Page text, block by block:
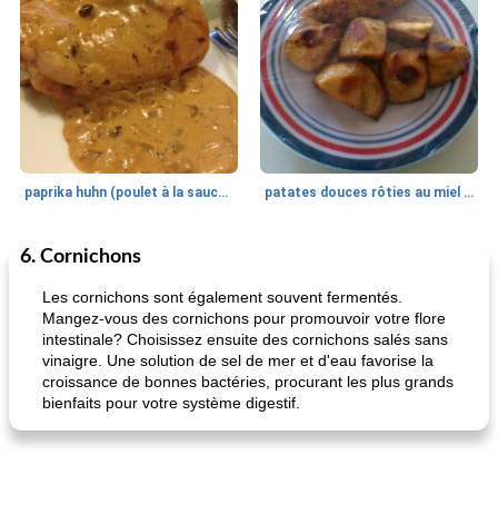
paprika huhn (poulet à la sauce paprika). patates douces rôties au miel / kumara
Petit déjeuner et brunch
6. Cornichons
Les cornichons sont également souvent fermentés.
Mangez-vous des cornichons pour promouvoir votre flore
intestinale? Choisissez ensuite des cornichons salés sans
vinaigre. Une solution de sel de mer et d'eau favorise la
croissance de bonnes bactéries, procurant les plus grands
bienfaits pour votre système digestif.